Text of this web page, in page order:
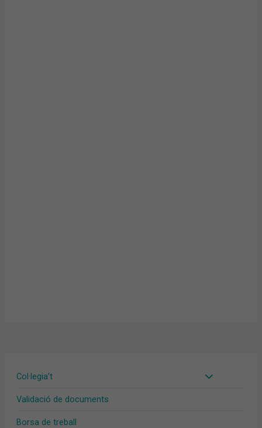
Col·legia’t
Validació de documents
Borsa de treball